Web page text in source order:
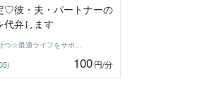
♡彼・夫・パートナーの
代弁します
てんせつ☆最適ライフをサポートする
100円/分